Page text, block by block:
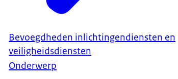
Bevoegdheden inlichtingendiensten en
veiligheidsdiensten
Onderwerp